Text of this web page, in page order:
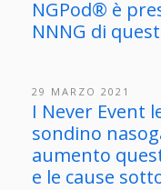
NGPod® è
NNNG di
29 MARZO 2021
I Never Event
sondino
aumento
e le cause